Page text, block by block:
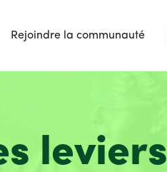
Rejoindre la communauté
leviers